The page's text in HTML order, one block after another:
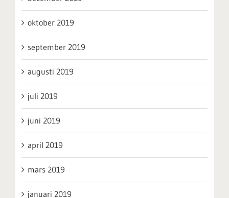
oktober 2019
september 2019
augusti 2019
juli 2019
juni 2019
april 2019
mars 2019
januari 2019